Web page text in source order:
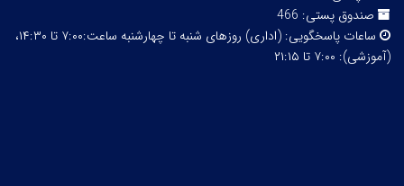
صندوق پستی: 466
ساعات پاسخگویی:
(اداری) روزهای شنبه تا چهارشنبه ساعت:۷:۰۰ تا ۱۴:۳۰،
(آموزشی): ۷:۰۰ تا ۲۱:۱۵